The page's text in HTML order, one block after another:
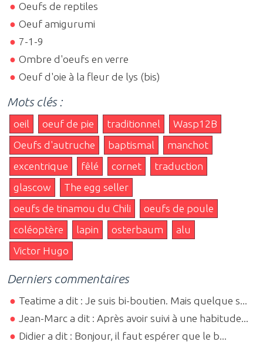
Oeufs de reptiles
Oeuf amigurumi
7-1-9
Ombre d'oeufs en verre
Oeuf d'oie à la fleur de lys (bis)
Mots clés :
oeil oeuf de pie traditionnel
Wasp12B
Oeufs d'autruche
baptismal
manchot
excentrique
fêlé cornet
traduction
glascow
The egg seller
oeufs de tinamou du Chili
oeufs de poule
coléoptère
lapin osterbaum
alu
Victor Hugo
Derniers commentaires
Teatime a dit : Je suis bi-boutien. Mais quelque s...
Jean-Marc a dit : Après avoir suivi à une habitude...
Didier a dit : Bonjour, il faut espérer que le b...